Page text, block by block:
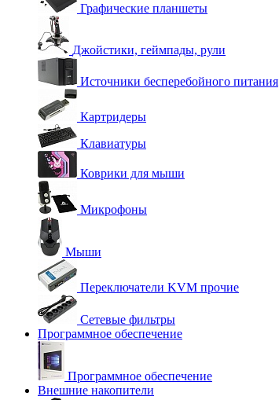
Графические планшеты
Джойстики, геймпады, рули
Источники бесперебойного питания
Картридеры
Клавиатуры
Коврики для мыши
Микрофоны
Мыши
Переключатели KVM прочие
Сетевые фильтры
Программное обеспечение
Программное обеспечение
Внешние накопители